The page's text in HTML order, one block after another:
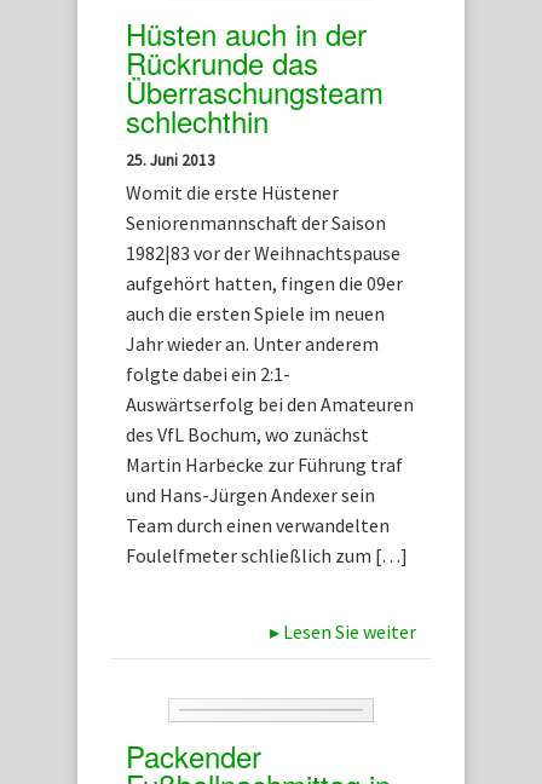
Hüsten auch in der
Rückrunde das
Überraschungsteam
schlechthin
25. Juni 2013
Womit die erste Hüstener
Seniorenmannschaft der Saison
1982|83 vor der Weihnachtspause
aufgehört hatten, fingen die 09er
auch die ersten Spiele im neuen
Jahr wieder an. Unter anderem
folgte dabei ein 2:1-
Auswärtserfolg bei den Amateuren
des VfL Bochum, wo zunächst
Martin Harbecke zur Führung traf
und Hans-Jürgen Andexer sein
Team durch einen verwandelten
Foulelfmeter schließlich zum […]
▸ Lesen Sie weiter
Packender